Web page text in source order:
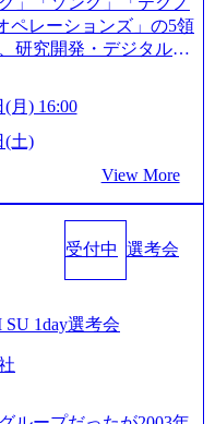
躍するメンバー紹介！〜
watch?v=RETwZKac2
ー紹介！〜 営業職種編
がら安定した事業を展
ガベンチャー。創業か
our-
https://stor
public/imag
84d7-34c8d8544226_1
資の元、10以上もの新規
キルを1社で身に着ける
する「オールインハウ
内公募制度を用いて主
ペレーションズ」の5領
研究開発・デジタル・
サービスの提供まで一
ムである あらゆる産業
ており、Fortune Globa
トリテイリングにおけ
のDX化支援」「ヴィヴ
」など多岐にわたる コ
年にはKDDIと合弁会
工知能とデータアナリテ
採用資料 (https://www.ac
女性の活躍につ
社員発信
(月) 16:00
(土)
View More
受付中 選考会
SU 1day選考会